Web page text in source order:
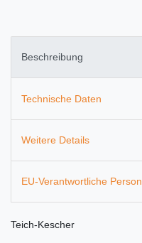
Beschreibung
Technische Daten
Weitere Details
EU-Verantwortliche Person
Teich-Kescher